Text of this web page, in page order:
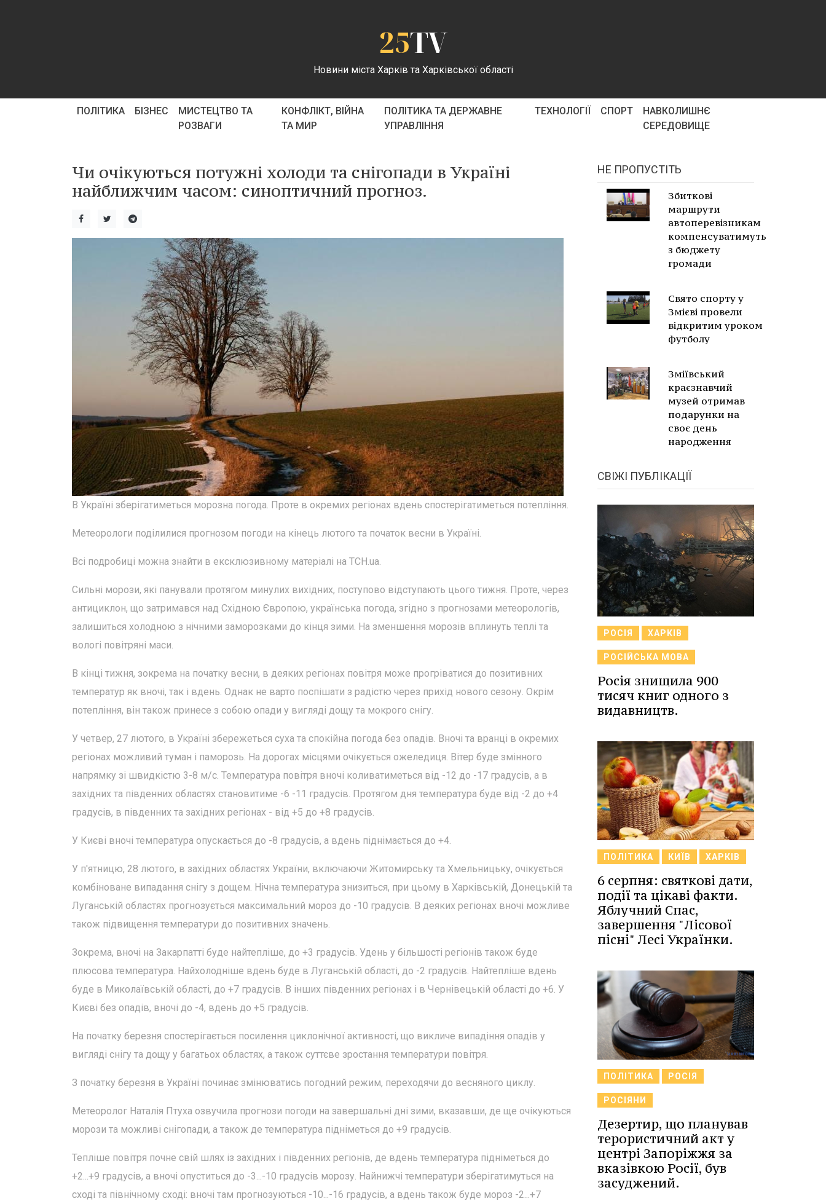
25TV
Новини міста Харків та Харківської області
ПОЛІТИКА БІЗНЕС
МИСТЕЦТВО ТА
РОЗВАГИ
КОНФЛІКТ, ВІЙНА
ТА МИР
ПОЛІТИКА ТА ДЕРЖАВНЕ
УПРАВЛІННЯ
ТЕХНОЛОГІЇ СПОРТ
НАВКОЛИШНЄ
СЕРЕДОВИЩЕ
Чи очікуються потужні холоди та снігопади в Україні
найближчим часом: синоптичний прогноз.
В Україні зберігатиметься морозна погода. Проте в окремих регіонах вдень спостерігатиметься потепління.
Метеорологи поділилися прогнозом погоди на кінець лютого та початок весни в Україні.
Всі подробиці можна знайти в ексклюзивному матеріалі на TСН.ua.
Сильні морози, які панували протягом минулих вихідних, поступово відступають цього тижня. Проте, через
антициклон, що затримався над Східною Європою, українська погода, згідно з прогнозами метеорологів,
залишиться холодною з нічними заморозками до кінця зими. На зменшення морозів вплинуть теплі та
вологі повітряні маси.
В кінці тижня, зокрема на початку весни, в деяких регіонах повітря може прогріватися до позитивних
температур як вночі, так і вдень. Однак не варто поспішати з радістю через прихід нового сезону. Окрім
потепління, він також принесе з собою опади у вигляді дощу та мокрого снігу.
У четвер, 27 лютого, в Україні збережеться суха та спокійна погода без опадів. Вночі та вранці в окремих
регіонах можливий туман і паморозь. На дорогах місцями очікується ожеледиця. Вітер буде змінного
напрямку зі швидкістю 3-8 м/с. Температура повітря вночі коливатиметься від -12 до -17 градусів, а в
західних та південних областях становитиме -6 -11 градусів. Протягом дня температура буде від -2 до +4
градусів, в південних та західних регіонах - від +5 до +8 градусів.
У Києві вночі температура опускається до -8 градусів, а вдень піднімається до +4.
У п'ятницю, 28 лютого, в західних областях України, включаючи Житомирську та Хмельницьку, очікується
комбіноване випадання снігу з дощем. Нічна температура знизиться, при цьому в Харківській, Донецькій та
Луганській областях прогнозується максимальний мороз до -10 градусів. В деяких регіонах вночі можливе
також підвищення температури до позитивних значень.
Зокрема, вночі на Закарпатті буде найтепліше, до +3 градусів. Удень у більшості регіонів також буде
плюсова температура. Найхолодніше вдень буде в Луганській області, до -2 градусів. Найтепліше вдень
буде в Миколаївській області, до +7 градусів. В інших південних регіонах і в Чернівецькій області до +6. У
Києві без опадів, вночі до -4, вдень до +5 градусів.
На початку березня спостерігається посилення циклонічної активності, що викличе випадіння опадів у
вигляді снігу та дощу у багатьох областях, а також суттєве зростання температури повітря.
З початку березня в Україні починає змінюватись погодний режим, переходячи до весняного циклу.
Метеоролог Наталія Птуха озвучила прогнози погоди на завершальні дні зими, вказавши, де ще очікуються
морози та можливі снігопади, а також де температура підніметься до +9 градусів.
Тепліше повітря почне свій шлях із західних і південних регіонів, де вдень температура підніметься до
+2...+9 градусів, а вночі опуститься до -3...-10 градусів морозу. Найнижчі температури зберігатимуться на
сході та північному сході: вночі там прогнозуються -10...-16 градусів, а вдень також буде мороз -2...+7
НЕ ПРОПУСТІТЬ
Збиткові
маршрути
автоперевізникам
компенсуватимуть
з бюджету
громади
Свято спорту у
Змієві провели
відкритим уроком
футболу
Зміївський
краєзнавчий
музей отримав
подарунки на
своє день
народження
СВІЖІ ПУБЛІКАЦІЇ
РОСІЯ ХАРКІВ
РОСІЙСЬКА МОВА
Росія знищила 900
тисяч книг одного з
видавництв.
ПОЛІТИКА КИЇВ ХАРКІВ
6 серпня: святкові дати,
події та цікаві факти.
Яблучний Спас,
завершення "Лісової
пісні" Лесі Українки.
ПОЛІТИКА РОСІЯ
РОСІЯНИ
Дезертир, що планував
терористичний акт у
центрі Запоріжжя за
вказівкою Росії, був
засуджений.